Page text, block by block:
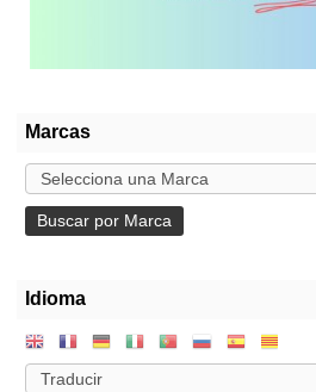
Marcas
Idioma